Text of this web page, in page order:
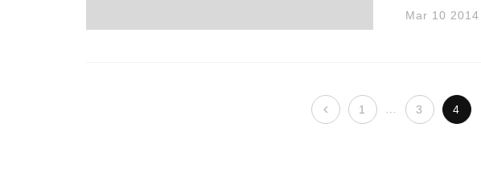
Mar 10 2014
1 3 4